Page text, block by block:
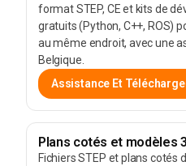
format STEP, CE et kits de
gratuits (Python, C++, ROS)
au même endroit, avec une
Belgique.
Assistance Et
Plans cotés et modèles
Fichiers STEP et plans cotés